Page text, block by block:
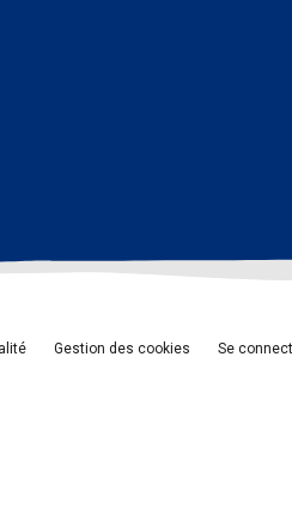
Gestion des cookies Se